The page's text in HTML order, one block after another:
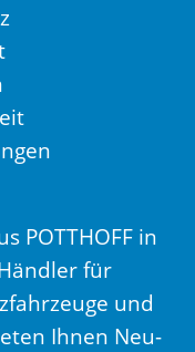
POTTHOFF in
für
und
Ihnen Neu-